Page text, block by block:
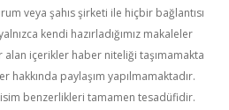
veya şahıs şirketi ile hiçbir bağlantısı
kendi hazırladığımız makaleler
alan içerikler haber niteliği taşımamakta
hakkında paylaşım yapılmamaktadır.
benzerlikleri tamamen tesadüfidir.